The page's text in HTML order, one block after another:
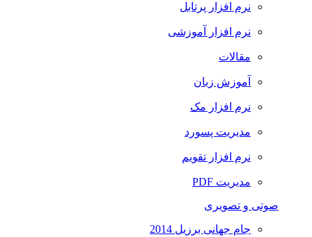
نرم افزار پرتابل
نرم افزار آموزشی
مقالات
آموزش زبان
نرم افزار مک
مدیریت پسورد
نرم افزار تقویم
مدیریت PDF
صوتی و تصویری
جام جهانی برزیل 2014